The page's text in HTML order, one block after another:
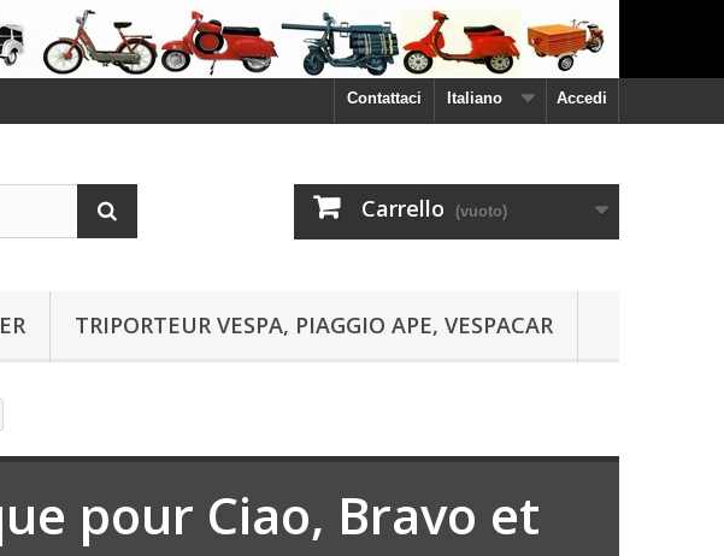
Accedi
Italiano
Contattaci
Carrello (vuoto)
TRIPORTEUR VESPA, PIAGGIO APE, VESPACAR
pour Ciao, Bravo et